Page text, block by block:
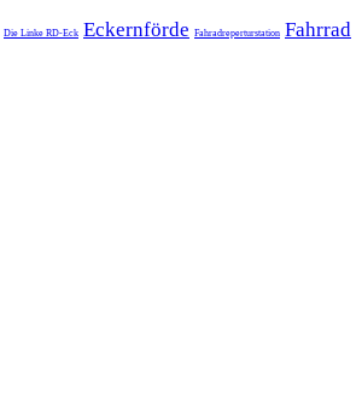
Die Linke RD-Eck Eckernförde Fahradreperturstation Fahrrad